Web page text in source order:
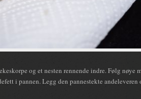
og et nesten rennende indre. Følg nøye
i pannen. Legg den pannestekte